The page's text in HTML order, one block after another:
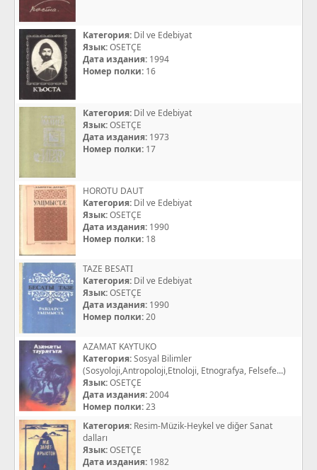
Категория: Dil ve Edebiyat
Язык:OSETÇE
Дата издания: 1994
Номер полки: 16
Категория: Dil ve Edebiyat
Язык:OSETÇE
Дата издания: 1973
Номер полки: 17
HOROTU DAUT
Категория: Dil ve Edebiyat
Язык:OSETÇE
Дата издания: 1990
Номер полки: 18
TAZE BESATI
Категория: Dil ve Edebiyat
Язык:OSETÇE
Дата издания: 1990
Номер полки:20
AZAMAT KAYTUKO
Категория:Sosyal Bilimler
(Sosyoloji,Antropoloji,Etnoloji, Etnografya, Felsefe...)
Язык:OSETÇE
Дата издания:2004
Номер полки:23
Категория: Resim-Müzik-Heykel ve diğer Sanat
dalları
Язык:OSETÇE
Дата издания: 1982